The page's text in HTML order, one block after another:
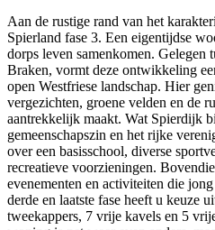
Aan de rustige rand van het
Spierland fase 3. Een eigentijdse
dorps leven samenkomen. Gelegen
Braken, vormt deze ontwikkeling
open Westfriese landschap. Hier
vergezichten, groene velden en de
aantrekkelijk maakt. Wat Spierdijk
gemeenschapszin en het rijke
over een basisschool, diverse
recreatieve voorzieningen.
evenementen en activiteiten die
derde en laatste fase heeft u keuze
tweekappers, 7 vrije kavels en 5